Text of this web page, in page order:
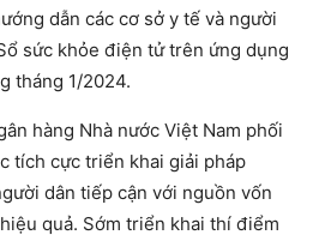
dẫn các cơ sở y tế và người
sức khỏe điện tử trên ứng dụng
tháng 1/2024.
hàng Nhà nước Việt Nam phối
tích cực triển khai giải pháp
dân tiếp cận với nguồn vốn
quả. Sớm triển khai thí điểm